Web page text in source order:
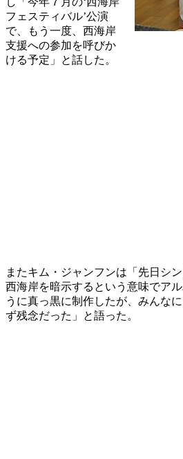
フェスティバル’公演
で、もう一度、西海岸
支援への参加を呼びか
ける予定」と話した。
またキム・ジャンフンは「先日シン
西海岸を暗示するという意味でア
うに真っ黒に制作したが、みんな
ず残念だった」と語った。